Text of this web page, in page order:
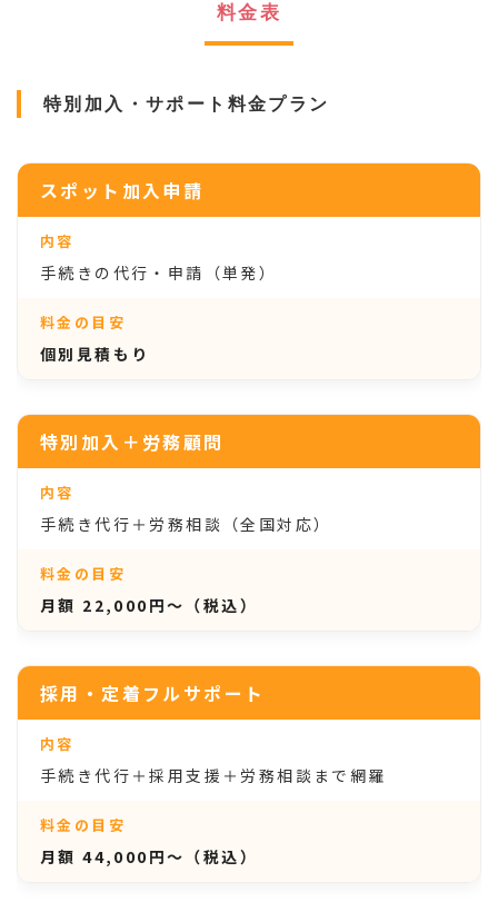
料金表
特別加入・サポート料金プラン
スポット加入申請
手続きの代行・申請（単発）
個別見積もり
特別加入＋労務顧問
手続き代行＋労務相談（全国対応）
月額 22,000円〜（税込）
採用・定着フルサポート
手続き代行＋採用支援＋労務相談まで網羅
月額 44,000円〜（税込）